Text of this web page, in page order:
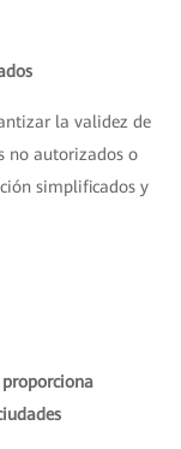
la validez de
no autorizados o
simplificados y